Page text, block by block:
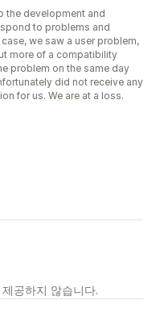
the development and
to problems and
we saw a user problem,
more of a compatibility
problem on the same day
did not receive any
for us. We are at a loss.
공하지 않습니다.